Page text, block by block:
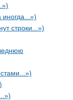
строки...»)